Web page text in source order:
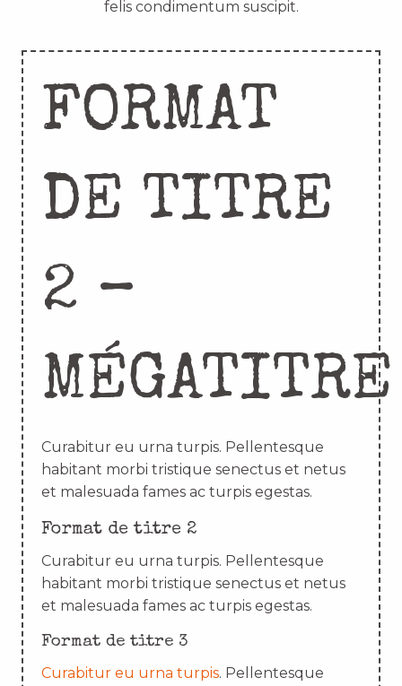
felis condimentum suscipit.
FORMAT
DE TITRE
2 –
MÉGATITRE
Curabitur eu urna turpis. Pellentesque
habitant morbi tristique senectus et netus
et malesuada fames ac turpis egestas.
Format de titre 2
Curabitur eu urna turpis. Pellentesque
habitant morbi tristique senectus et netus
et malesuada fames ac turpis egestas.
Format de titre 3
Curabitur eu urna turpis. Pellentesque